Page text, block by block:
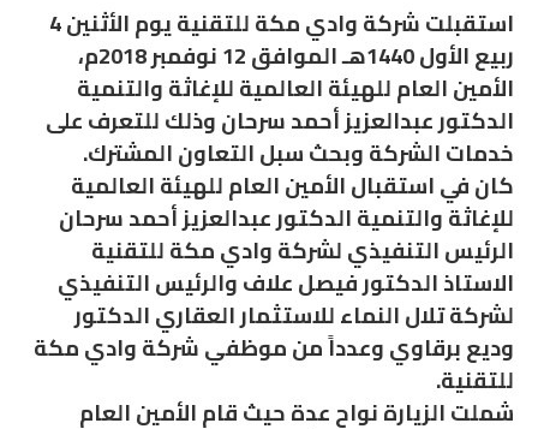
استقبلت شركة وادي مكة للتقنية يوم الأثنين 4
ربيع الأول 1440هـ الموافق 12 نوفمبر 2018م،
الأمين العام للهيئة العالمية للإغاثة والتنمية
الدكتور عبدالعزيز أحمد سرحان وذلك للتعرف على
خدمات الشركة وبحث سبل التعاون المشترك.
كان في استقبال الأمين العام للهيئة العالمية
للإغاثة والتنمية الدكتور عبدالعزيز أحمد سرحان
الرئيس التنفيذي لشركة وادي مكة للتقنية
الاستاذ الدكتور فيصل علاف والرئيس التنفيذي
لشركة تلال النماء للاستثمار العقاري الدكتور
وديع برقاوي وعدداً من موظفي شركة وادي مكة
للتقنية.
شملت الزيارة نواح عدة حيث قام الأمين العام